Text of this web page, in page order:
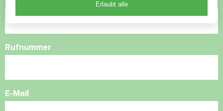
Rufnummer
E-Mail
Erlaubt alle